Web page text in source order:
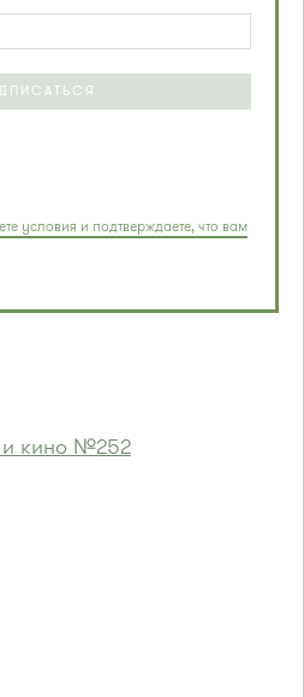
условия и подтверждаете, что вам
и кино №252